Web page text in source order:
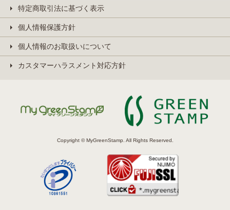
特定商取引法に基づく表示
個人情報保護方針
個人情報のお取扱いについて
カスタマーハラスメント対応方針
Copyright © MyGreenStamp. All Rights Reserved.